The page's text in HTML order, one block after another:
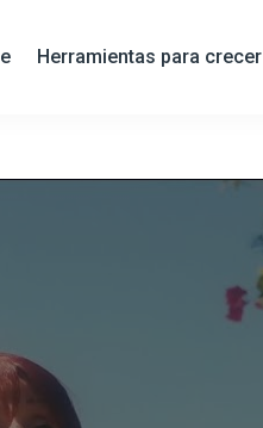
Herramientas para crecer